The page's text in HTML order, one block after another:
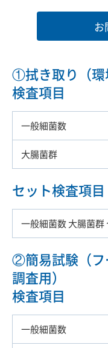
①拭き取り（環
検査項目
一般細菌数
大腸菌群
セット検査項目
一般細菌数 大腸菌群
②簡易試験（フ
調査用）
検査項目
一般細菌数